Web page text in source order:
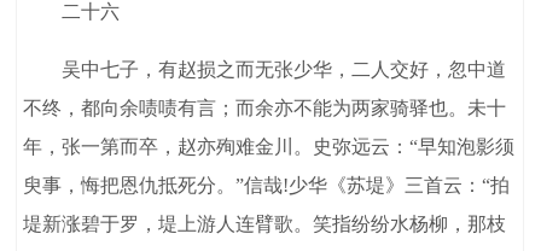
二十六
吴中七子，有赵损之而无张少华，二人交好，忽中道
不终，都向余啧啧有言；而余亦不能为两家骑驿也。未十
年，张一第而卒，赵亦殉难金川。史弥远云：“早知泡影须
臾事，悔把恩仇抵死分。”信哉!少华《苏堤》三首云：“拍
堤新涨碧于罗，堤上游人连臂歌。笑指纷纷水杨柳，那枝